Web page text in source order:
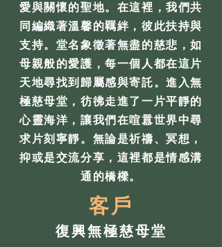
愛與關懷的聖地。在這裡，我們共
同編織著溫馨的羈絆，彼此扶持與
支持。堂名象徵著無盡的慈悲，如
母親般的愛護，每一個人都在這片
天地尋找到歸屬感與寄託。進入無
極慈母堂，彷彿走進了一片平靜的
心靈海洋，讓我們在喧囂世界中尋
求片刻寧靜。無論是祈禱、冥想，
抑或是交流分享，這裡都是情感溝
通的橋樑。
客戶
復興無極慈母堂